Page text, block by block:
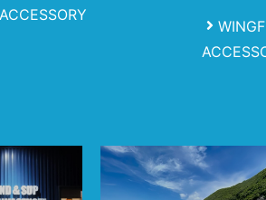
ACCESSORY